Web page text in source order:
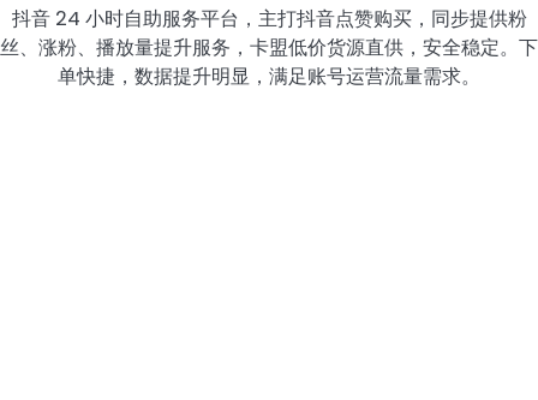
抖音 24 小时自助服务平台，主打抖音点赞购买，同步提供粉
丝、涨粉、播放量提升服务，卡盟低价货源直供，安全稳定。下
单快捷，数据提升明显，满足账号运营流量需求。